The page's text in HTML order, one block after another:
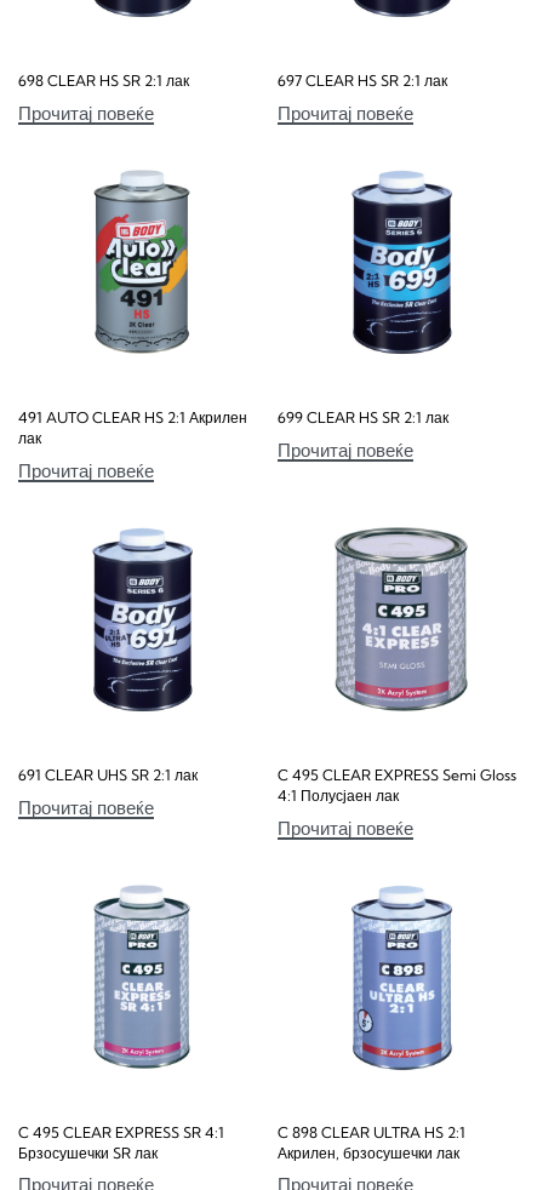
698 CLEAR HS SR 2:1 лак
Прочитај повеќе
697 CLEAR HS SR 2:1 лак
Прочитај повеќе
491 AUTO CLEAR HS 2:1 Акрилен
лак
Прочитај повеќе
699 CLEAR HS SR 2:1 лак
Прочитај повеќе
691 CLEAR UHS SR 2:1 лак
Прочитај повеќе
C 495 CLEAR EXPRESS Semi Gloss
4:1 Полусјаен лак
Прочитај повеќе
C 495 CLEAR EXPRESS SR 4:1
Брзосушечки SR лак
Прочитај повеќе
C 898 CLEAR ULTRA HS 2:1
Акрилен, брзосушечки лак
Прочитај повеќе